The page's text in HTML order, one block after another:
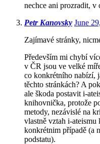
nechce ani prozradit, v
Petr Kanovsky June
Zajímavé stránky,
Především mi chybí
v ČR jsou ve velké
co konkrétního nabízí,
těchto stránkách? A
ale škoda postavit i-
knihovnička, protože
metody, nezávislé na
vlastně vztah i-
konkrétnim případě (a
podstatu).